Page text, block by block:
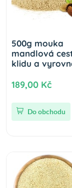
500g mouka
mandlová
klidu a
189,00 Kč
Do obchodu